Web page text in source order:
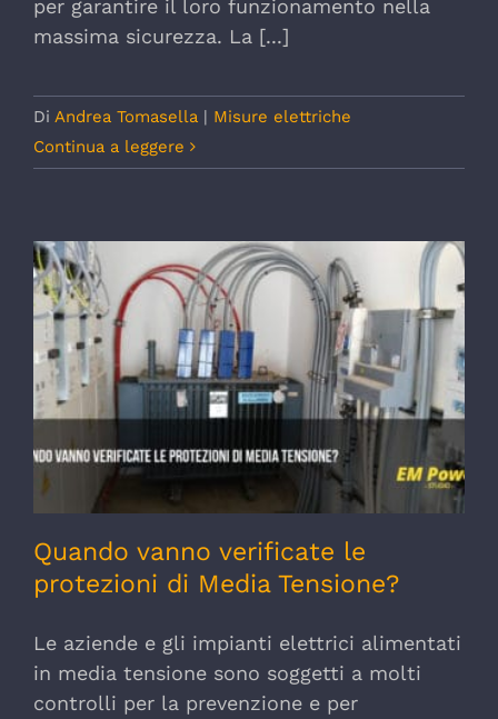
per garantire il loro funzionamento nella
massima sicurezza. La [...]
Di Andrea Tomasella
Misure elettriche
Continua a leggere
Quando vanno verificate le protezioni di
Media Tensione?
Quando vanno verificate le
protezioni di Media Tensione?
Le aziende e gli impianti elettrici alimentati
in media tensione sono soggetti a molti
controlli per la prevenzione e per